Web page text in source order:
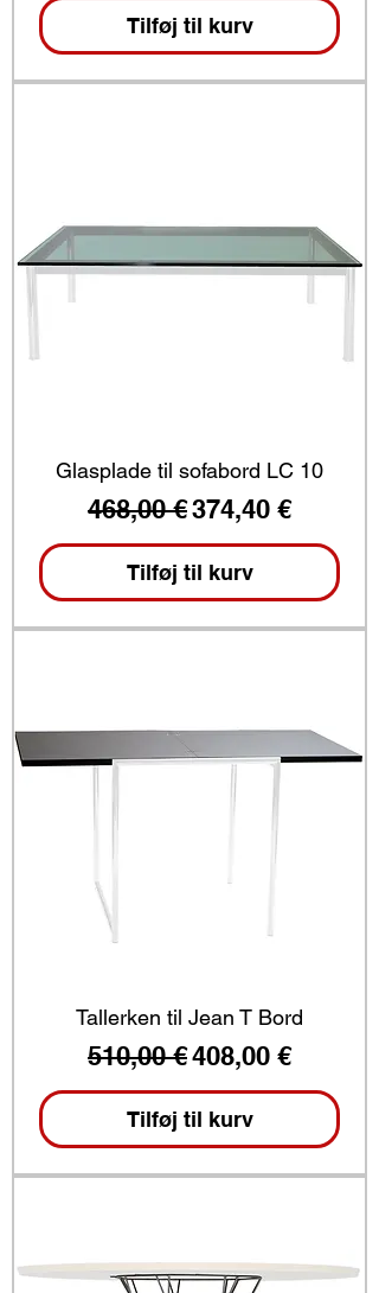
Tilføj til kurv
Glasplade til sofabord LC 10
Regulær pris
468,00 €Salgspris
374,40 €
Tilføj til kurv
Tallerken til Jean T Bord
Regulær pris
510,00 €Salgspris
408,00 €
Tilføj til kurv